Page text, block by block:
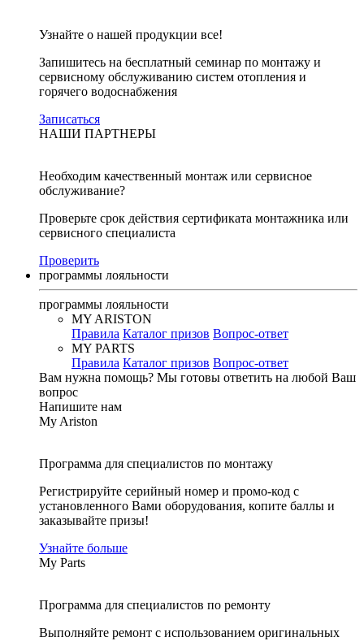
Узнайте о нашей продукции все!
Запишитесь на бесплатный семинар по монтажу и
сервисному обслуживанию систем отопления и
горячего водоснабжения
Записаться
НАШИ ПАРТНЕРЫ
Необходим качественный монтаж или сервисное
обслуживание?
Проверьте срок действия сертификата монтажника или
сервисного специалиста
Проверить
программы лояльности
программы лояльности
MY ARISTON
Правила Каталог призов Вопрос-ответ
MY PARTS
Правила Каталог призов Вопрос-ответ
Вам нужна помощь? Мы готовы ответить на любой Ваш
вопрос
Напишите нам
My Ariston
Программа для специалистов по монтажу
Регистрируйте серийный номер и промо-код с
установленного Вами оборудования, копите баллы и
заказывайте призы!
Узнайте больше
My Parts
Программа для специалистов по ремонту
Выполняйте ремонт с использованием оригинальных